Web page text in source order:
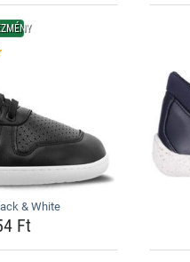
& White
Ft